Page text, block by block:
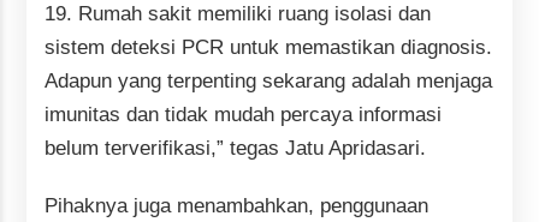
19. Rumah sakit memiliki ruang isolasi dan
sistem deteksi PCR untuk memastikan diagnosis.
Adapun yang terpenting sekarang adalah menjaga
imunitas dan tidak mudah percaya informasi
belum terverifikasi,” tegas Jatu Apridasari.
Pihaknya juga menambahkan, penggunaan